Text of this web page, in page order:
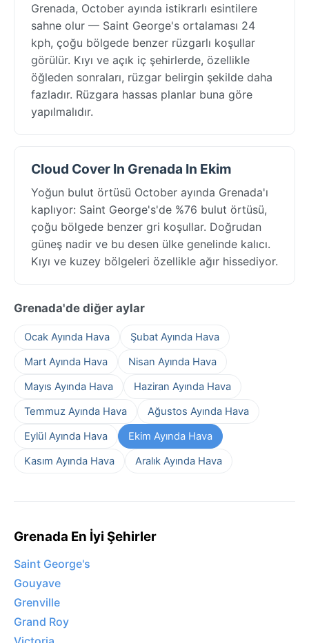
Grenada, October ayında istikrarlı esintilere
sahne olur — Saint George's ortalaması 24
kph, çoğu bölgede benzer rüzgarlı koşullar
görülür. Kıyı ve açık iç şehirlerde, özellikle
öğleden sonraları, rüzgar belirgin şekilde daha
fazladır. Rüzgara hassas planlar buna göre
yapılmalıdır.
Cloud Cover In Grenada In Ekim
Yoğun bulut örtüsü October ayında Grenada'ı
kaplıyor: Saint George's'de %76 bulut örtüsü,
çoğu bölgede benzer gri koşullar. Doğrudan
güneş nadir ve bu desen ülke genelinde kalıcı.
Kıyı ve kuzey bölgeleri özellikle ağır hissediyor.
Grenada'de diğer aylar
Ocak Ayında Hava
Şubat Ayında Hava
Mart Ayında Hava
Nisan Ayında Hava
Mayıs Ayında Hava
Haziran Ayında Hava
Temmuz Ayında Hava
Ağustos Ayında Hava
Eylül Ayında Hava
Ekim Ayında Hava
Kasım Ayında Hava
Aralık Ayında Hava
Grenada En İyi Şehirler
Saint George's
Gouyave
Grenville
Grand Roy